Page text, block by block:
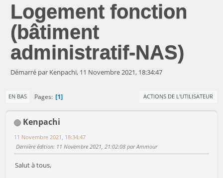
Logement fonction
(bâtiment
administratif-NAS)
Démarré par Kenpachi, 11 Novembre 2021, 18:34:47
EN BAS Pages 1 ACTIONS DE L'UTILISATEUR
Kenpachi
11 Novembre 2021, 18:34:47
Dernière édition: 11 Novembre 2021, 21:02:08 par Ammour
Salut à tous,